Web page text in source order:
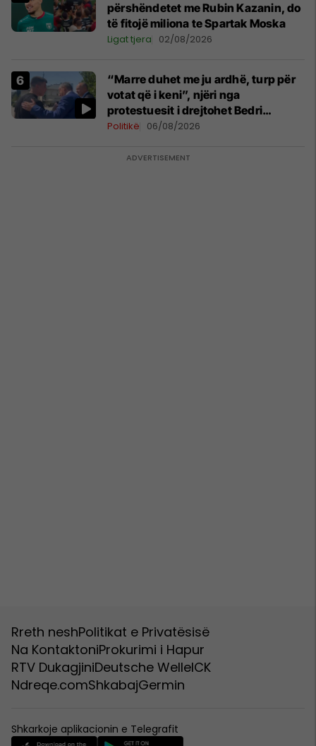
përshëndetet me Rubin Kazanin, do
të fitojë miliona te Spartak Moska
Ligat tjera 02/08/2026
“Marre duhet me ju ardhë, turp për
votat që i keni”, njëri nga
protestuesit i drejtohet Bedri
Hamzës
Politikë 06/08/2026
Rreth neshPolitikat e Privatësisë
Na KontaktoniProkurimi i Hapur
RTV DukagjiniDeutsche WelleICK
Ndreqe.comShkabajGermin
Shkarkoje aplikacionin e Telegrafit